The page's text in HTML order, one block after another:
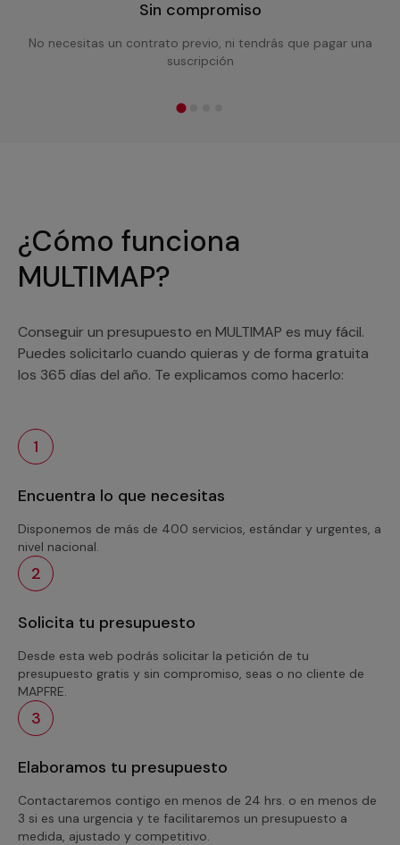
Sin compromiso
No necesitas un contrato previo, ni tendrás que pagar una
suscripción
¿Cómo funciona
MULTIMAP?
Conseguir un presupuesto en MULTIMAP es muy fácil.
Puedes solicitarlo cuando quieras y de forma gratuita
los 365 días del año. Te explicamos como hacerlo:
1
Encuentra lo que necesitas
Disponemos de más de 400 servicios, estándar y urgentes, a
nivel nacional.
2
Solicita tu presupuesto
Desde esta web podrás solicitar la petición de tu
presupuesto gratis y sin compromiso, seas o no cliente de
MAPFRE.
3
Elaboramos tu presupuesto
Contactaremos contigo en menos de 24 hrs. o en menos de
3 si es una urgencia y te facilitaremos un presupuesto a
medida, ajustado y competitivo.